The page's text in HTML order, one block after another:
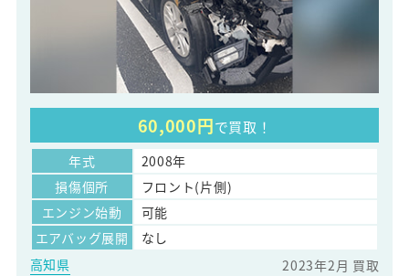
60,000円で買取！
年式
2008年
損傷個所
フロント(片側)
エンジン始動
可能
エアバッグ展開
なし
高知県
2023年2月 買取